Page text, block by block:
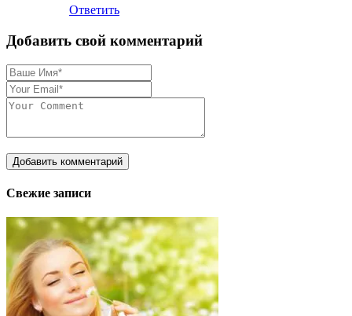
Ответить
Добавить свой комментарий
Свежие записи